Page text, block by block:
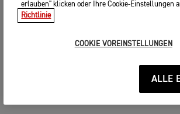
erlauben" klicken oder Ihre Cookie-Einstellungen
Richtlinie
COOKIE VOREINSTELLUNGEN
ALLE